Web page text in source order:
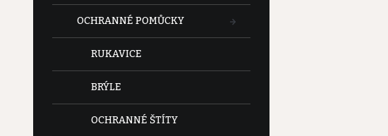
OCHRANNÉ POMŮCKY
RUKAVICE
BRÝLE
OCHRANNÉ ŠTÍTY